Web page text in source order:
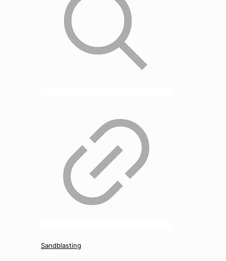
Sandblasting